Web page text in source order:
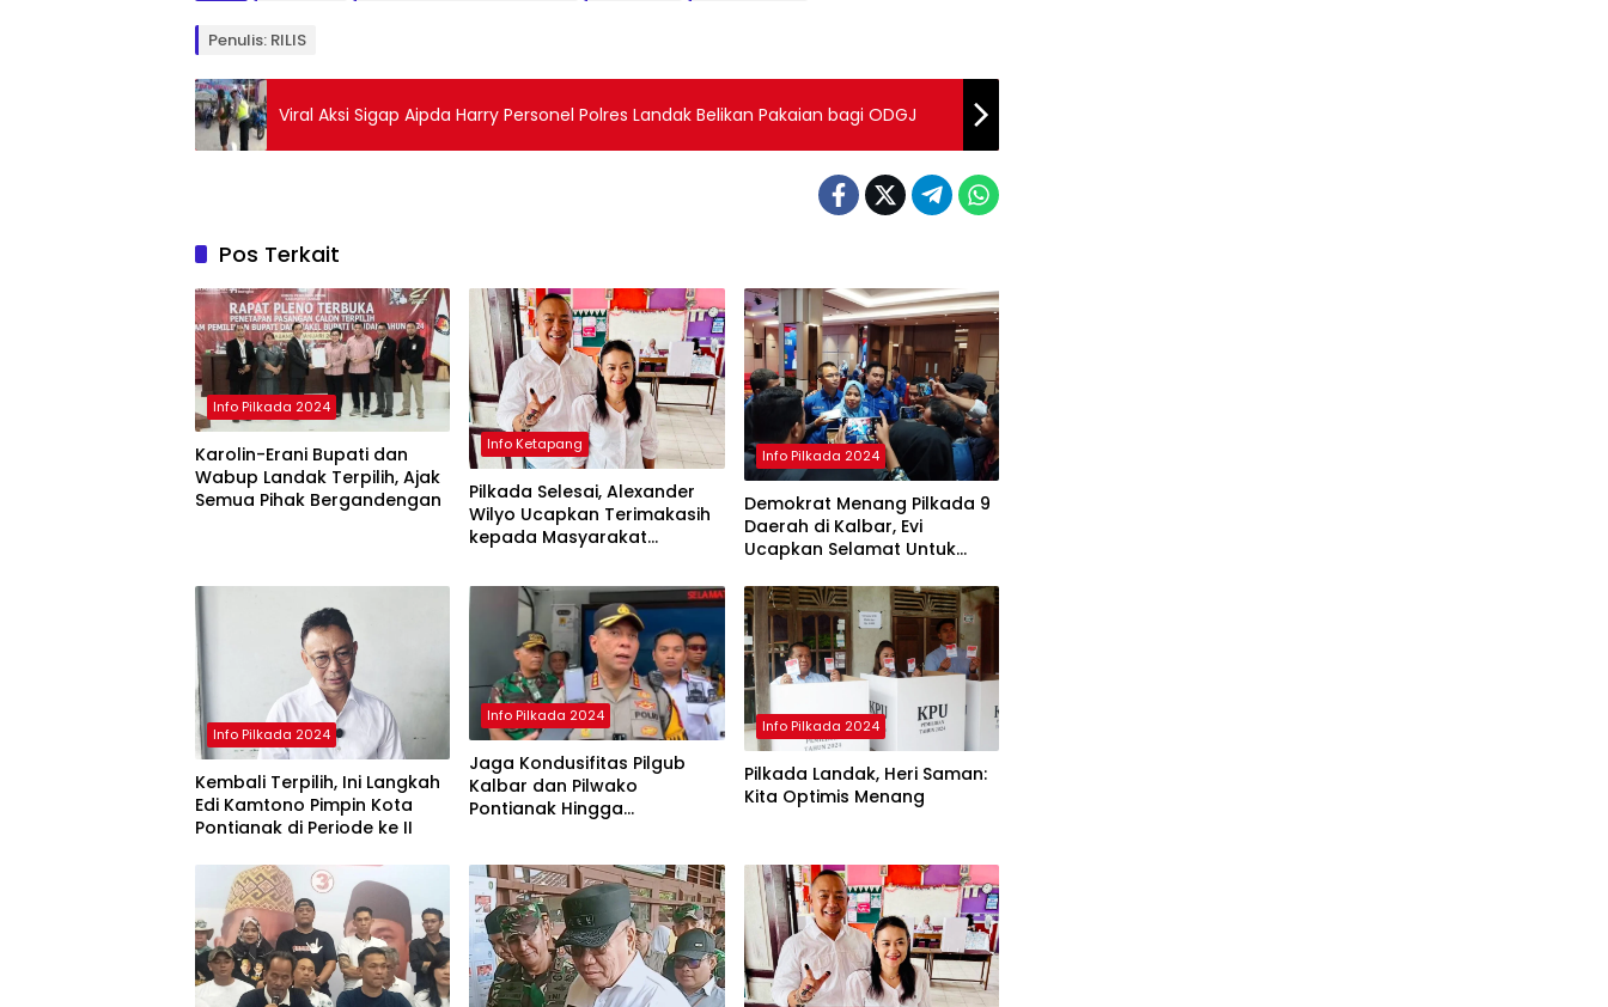
Penulis: RILIS
Viral Aksi Sigap Aipda Harry Personel Polres Landak Belikan Pakaian bagi ODGJ
Pos Terkait
Info Pilkada 2024
Karolin-Erani Bupati dan
Wabup Landak Terpilih, Ajak
Semua Pihak Bergandengan
Info Ketapang
Pilkada Selesai, Alexander
Wilyo Ucapkan Terimakasih
kepada Masyarakat
Info Pilkada 2024
Demokrat Menang Pilkada 9
Daerah di Kalbar, Evi
Ucapkan Selamat Untuk
Info Pilkada 2024
Kembali Terpilih, Ini Langkah
Edi Kamtono Pimpin Kota
Pontianak di Periode ke II
Info Pilkada 2024
Jaga Kondusifitas Pilgub
Kalbar dan Pilwako
Pontianak Hingga
Info Pilkada 2024
Pilkada Landak, Heri Saman:
Kita Optimis Menang